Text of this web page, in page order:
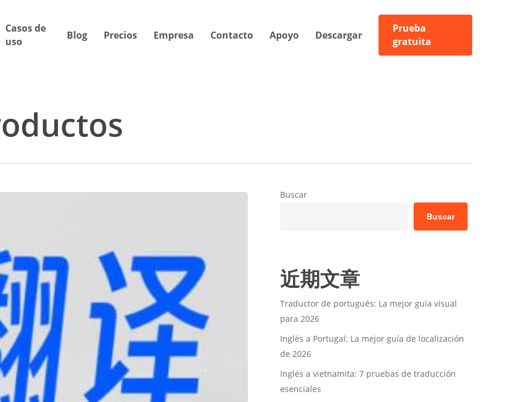
Casos de
uso
Blog Precios Empresa Contacto Apoyo Descargar
Prueba
gratuita
Buscar
Buscar
近期文章
Traductor de portugués: La mejor guía visual
para 2026
Inglés a Portugal: La mejor guía de localización
de 2026
Inglés a vietnamita: 7 pruebas de traducción
esenciales